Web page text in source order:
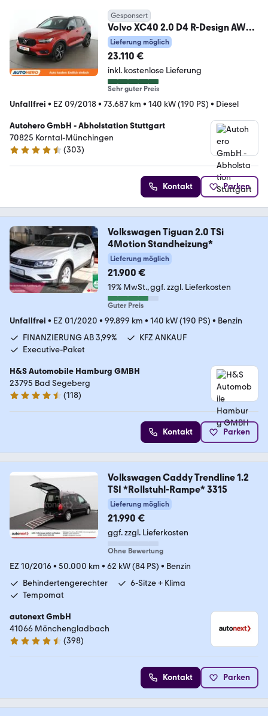
Gesponsert
Volvo XC40 2.0 D4 R-Design AWD
Aut.*NAVI*LED*ACC*CAM*
Lieferung möglich
23.110 €
inkl. kostenlose Lieferung
Sehr guter Preis
Unfallfrei • EZ 09/2018• 73.687 km • 140 kW (190 PS) • Diesel
Autohero GmbH - Abholstation Stuttgart
70825 Korntal-Münchingen
4.4 Sterne
(303)
Kontakt Parken
Volkswagen Tiguan 2.0 TSi
4Motion Standheizung*
Lieferung möglich
21.900 €
19% MwSt. ggf. zzgl. Lieferkosten
Guter Preis
Unfallfrei • EZ 01/2020 • 99.899 km • 140 kW (190 PS) • Benzin
FINANZIERUNG AB 3,99%
KFZ ANKAUF
Executive-Paket
H&S Automobile Hamburg GMBH
23795 Bad Segeberg
4.6 Sterne
(118)
Kontakt Parken
Volkswagen Caddy Trendline 1.2
TSI *Rollstuhl-Rampe* 3315
Lieferung möglich
21.990 €
ggf. zzgl. Lieferkosten
Ohne Bewertung
EZ 10/2016• 50.000 km • 62 kW (84 PS) • Benzin
Behindertengerechter
6-Sitze + Klima
Tempomat
autonext GmbH
41066 Mönchengladbach
4.7 Sterne
(398)
Kontakt Parken